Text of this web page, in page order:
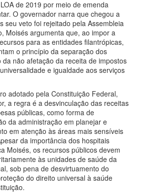
de 2019 por meio de emenda
O governador narra que chegou a
seu veto foi rejeitado pela Assembleia
Moisés argumenta que, ao impor a
para as entidades filantrópicas,
o princípio da separação dos
não afetação da receita de impostos
e igualdade aos serviços
adotado pela Constituição Federal,
a regra é a desvinculação das receitas
públicas, como forma de
da administração em planejar e
em atenção às áreas mais sensíveis
da importância dos hospitais
Moisés, os recursos públicos devem
às unidades de saúde da
sob pena de desvirtuamento do
do direito universal à saúde